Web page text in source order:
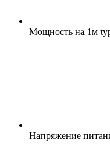
Мощность на 1м
Напряжение